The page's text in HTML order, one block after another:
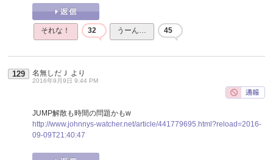
それな！ 32 うーん… 45
129 名無しだＪ より
2016年9月9日 9:44 PM
JUMP解散も時間の問題かもw
http://www.johnnys-watcher.net/article/441779695.html?reload=2016-
09-09T21:40:47